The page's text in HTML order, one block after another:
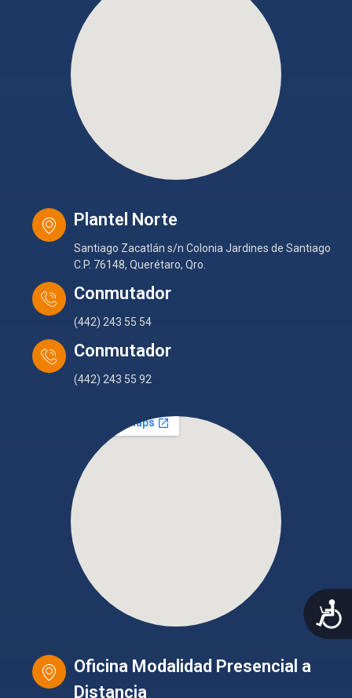
Plantel Norte
Santiago Zacatlán s/n Colonia Jardines de Santiago
C.P. 76148, Querétaro, Qro.
Conmutador
(442) 243 55 54
Conmutador
(442) 243 55 92
Oficina Modalidad Presencial a
Distancia